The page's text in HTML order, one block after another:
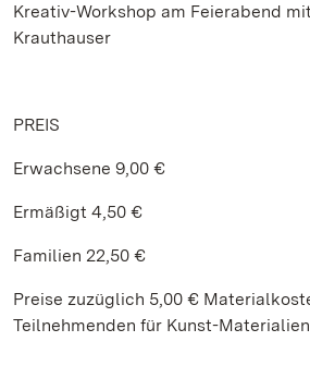
Kreativ-Workshop am Feierabend
Krauthauser
PREIS
Erwachsene 9,00 €
Ermäßigt 4,50 €
Familien 22,50 €
Preise zuzüglich 5,00 €
Teilnehmenden für Kunst-